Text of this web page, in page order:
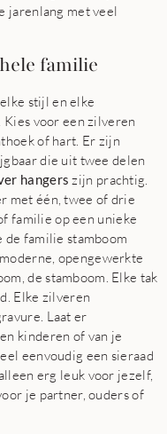
jarenlang met veel
familie
stijl en elke
voor een zilveren
of hart. Er zijn
die uit twee delen
hangerszijn prachtig.
met één, twee of drie
familie op een unieke
familie stamboom
opengewerkte
de stamboom. Elke tak
Elke zilveren
Laat er
kinderen of van je
eenvoudig een sieraad
erg leuk voor jezelf,
je partner, ouders of